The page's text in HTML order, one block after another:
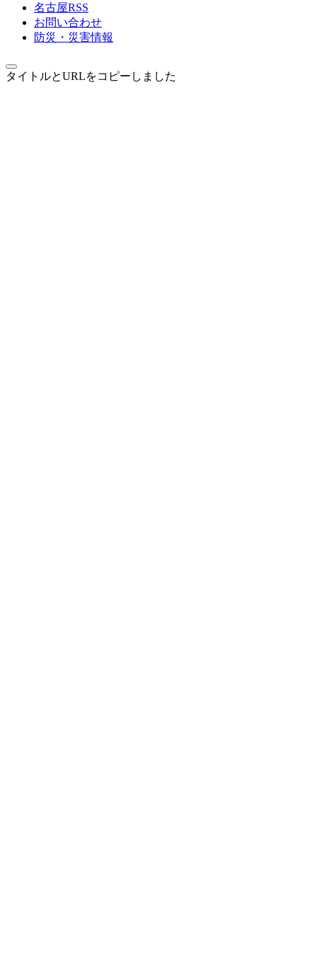
名古屋RSS
お問い合わせ
防災・災害情報
タイトルとURLをコピーしました